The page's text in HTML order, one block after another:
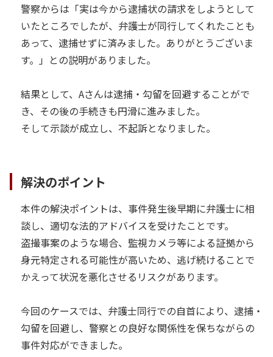
警察からは「実は今から逮捕状の請求をしようとして
いたところでしたが、弁護士が同行してくれたことも
あって、逮捕せずに済みました。ありがとうございま
す。」との説明がありました。
結果として、Aさんは逮捕・勾留を回避することがで
き、その後の手続きも円滑に進みました。
そして示談が成立し、不起訴となりました。
解決のポイント
本件の解決ポイントは、事件発生後早期に弁護士に相
談し、適切な法的アドバイスを受けたことです。
盗撮事案のような場合、監視カメラ等による証拠から
身元特定される可能性が高いため、逃げ続けることで
かえって状況を悪化させるリスクがあります。
今回のケースでは、弁護士同行での自首により、逮捕・
勾留を回避し、警察との良好な関係性を保ちながらの
事件対応ができました。